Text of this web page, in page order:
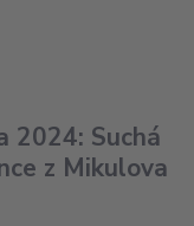
2024: Suchá
z Mikulova